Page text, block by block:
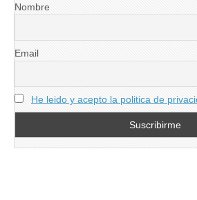
Nombre
Email
He leido y acepto la politica de